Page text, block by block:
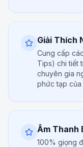
Giải Thích
Cung cấp
Tips) chi tiết
chuyên gia
phức tạp của
Âm Thanh
100% giọng